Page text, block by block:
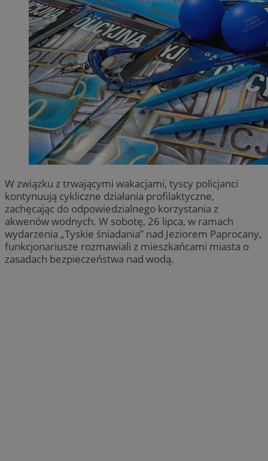
W związku z trwającymi wakacjami, tyscy policjanci
kontynuują cykliczne działania profilaktyczne,
zachęcając do odpowiedzialnego korzystania z
akwenów wodnych. W sobotę, 26 lipca, w ramach
wydarzenia „Tyskie śniadania” nad Jeziorem Paprocany,
funkcjonariusze rozmawiali z mieszkańcami miasta o
zasadach bezpieczeństwa nad wodą.